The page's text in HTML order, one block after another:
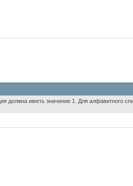
должна иметь значение 1. Для алфавитного